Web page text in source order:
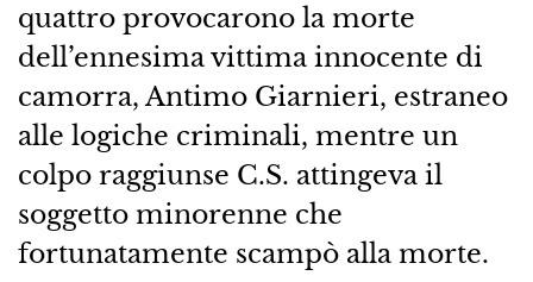
quattro provocarono la morte
dell’ennesima vittima innocente di
camorra, Antimo Giarnieri, estraneo
alle logiche criminali, mentre un
colpo raggiunse C.S. attingeva il
soggetto minorenne che
fortunatamente scampò alla morte.